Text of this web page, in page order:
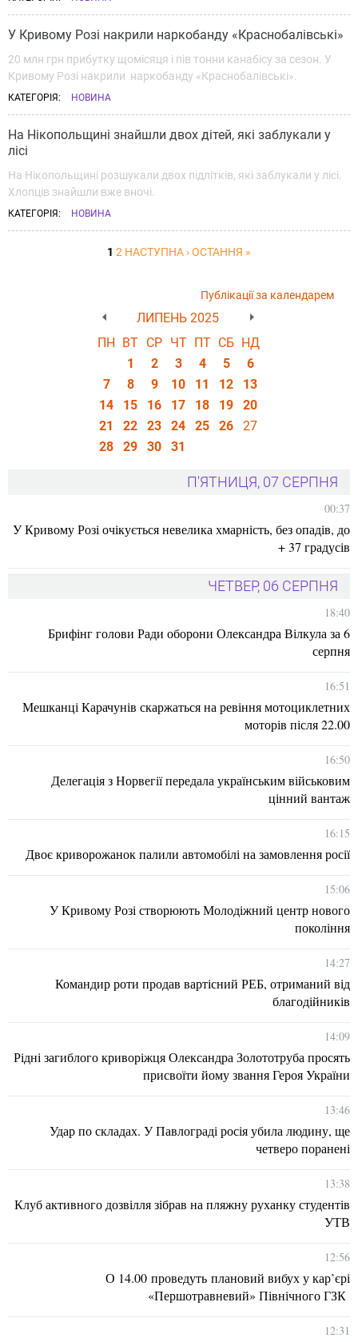
У Кривому Розі накрили наркобанду «Краснобалівські»
20 млн грн прибутку щомісяця і пів тонни канабісу за сезон. У
Кривому Розі накрили наркобанду «Краснобалівські».
КАТЕГОРІЯ: НОВИНА
На Нікопольщині знайшли двох дітей, які заблукали у
лісі
На Нікопольщині розшукали двох підлітків, які заблукали у лісі.
Хлопців знайшли вже вночі.
КАТЕГОРІЯ: НОВИНА
1 2 НАСТУПНА ›ОСТАННЯ »
Публікації за календарем
ЛИПЕНЬ 2025
ПН ВТ СР ЧТ ПТ СБ НД
1
2 3 4 5
6
7
8 9 10 11 12
13
14
15 16 17 18 19
20
21
22 23 24 25 26
27
28
29 30 31
П'ЯТНИЦЯ, 07 СЕРПНЯ
00:37
У Кривому Розі очікується невелика хмарність, без опадів, до
+ 37 градусів
ЧЕТВЕР, 06 СЕРПНЯ
18:40
Брифінг голови Ради оборони Олександра Вілкула за 6
серпня
16:51
Мешканці Карачунів скаржаться на ревіння мотоциклетних
моторів після 22.00
16:50
Делегація з Норвегії передала українським військовим
цінний вантаж
16:15
Двоє криворожанок палили автомобілі на замовлення росії
15:06
У Кривому Розі створюють Молодіжний центр нового
покоління
14:27
Командир роти продав вартісний РЕБ, отриманий від
благодійників
14:09
Рідні загиблого криворіжця Олександра Золототруба просять
присвоїти йому звання Героя України
13:46
Удар по складах. У Павлограді росія убила людину, ще
четверо поранені
13:38
Клуб активного дозвілля зібрав на пляжну руханку студентів
УТВ
12:56
О 14.00 проведуть плановий вибух у кар’єрі
«Першотравневий» Північного ГЗК
12:31